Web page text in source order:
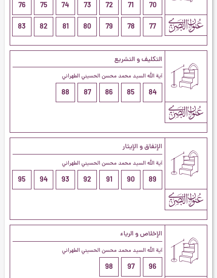
70
71
72
73
74
75
76
77
78
79
80
81
82
83
التكليف و التشريع
آية الله السيد محمد محسن الحسيني الطهراني
84
85
86
87
88
الإنفاق و الإيثار
آية الله السيد محمد محسن الحسيني الطهراني
89
90
91
92
93
94
95
الإخلاص و الرياء
آية الله السيد محمد محسن الحسيني الطهراني
96
97
98